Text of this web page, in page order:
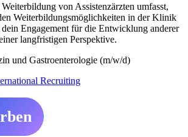
von Assistenzärzten umfasst,
Weiterbildungsmöglichkeiten in der Klinik
Engagement für die Entwicklung anderer
langfristigen Perspektive.
und Gastroenterologie (m/w/d)
Recruiting